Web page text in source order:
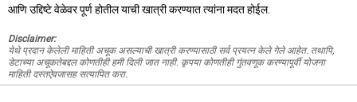
आणि उद्दिष्टे वेळेवर पूर्ण होतील याची खात्री करण्यात त्यांना मदत होईल.
Disclaimer:
येथे प्रदान केलेली माहिती अचूक असल्याची खात्री करण्यासाठी सर्व प्रयत्न केले गेले आहेत. तथापि,
डेटाच्या अचूकतेबद्दल कोणतीही हमी दिली जात नाही. कृपया कोणतीही गुंतवणूक करण्यापूर्वी योजना
माहिती दस्तऐवजासह सत्यापित करा.